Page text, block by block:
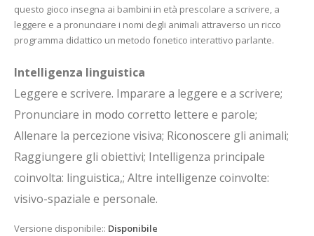
questo gioco insegna ai bambini in età prescolare a scrivere, a
leggere e a pronunciare i nomi degli animali attraverso un ricco
programma didattico un metodo fonetico interattivo parlante.
Intelligenza linguistica
Leggere e scrivere. Imparare a leggere e a scrivere;
Pronunciare in modo corretto lettere e parole;
Allenare la percezione visiva; Riconoscere gli animali;
Raggiungere gli obiettivi; Intelligenza principale
coinvolta: linguistica,; Altre intelligenze coinvolte:
visivo-spaziale e personale.
Versione disponibile:: Disponibile